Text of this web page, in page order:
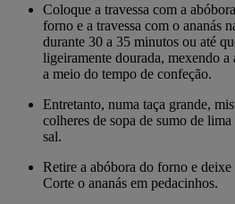
Coloque a travessa com a
forno e a travessa com o ananás
durante 30 a 35 minutos ou até
ligeiramente dourada, mexendo a
a meio do tempo de confeção.
Entretanto, numa taça grande,
colheres de sopa de sumo de
sal.
Retire a abóbora do forno e
Corte o ananás em pedacinhos.